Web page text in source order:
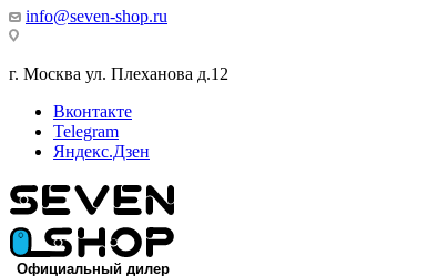
info@seven-shop.ru
г. Москва ул. Плеханова д.12
Вконтакте
Telegram
Яндекс.Дзен